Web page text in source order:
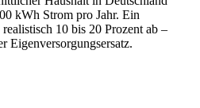
kWh Strom pro Jahr. Ein
10 bis 20 Prozent ab –
Eigenversorgungsersatz.